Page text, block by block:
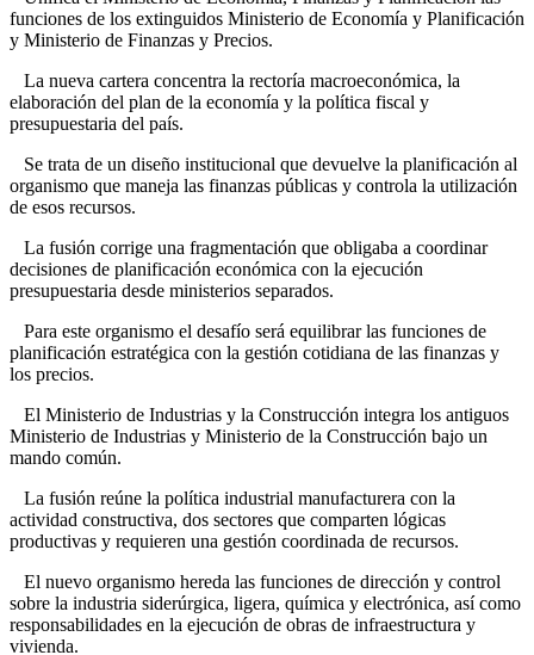
funciones de los extinguidos Ministerio de Economía y Planificación
y Ministerio de Finanzas y Precios.
La nueva cartera concentra la rectoría macroeconómica, la
elaboración del plan de la economía y la política fiscal y
presupuestaria del país.
Se trata de un diseño institucional que devuelve la planificación al
organismo que maneja las finanzas públicas y controla la utilización
de esos recursos.
La fusión corrige una fragmentación que obligaba a coordinar
decisiones de planificación económica con la ejecución
presupuestaria desde ministerios separados.
Para este organismo el desafío será equilibrar las funciones de
planificación estratégica con la gestión cotidiana de las finanzas y
los precios.
El Ministerio de Industrias y la Construcción integra los antiguos
Ministerio de Industrias y Ministerio de la Construcción bajo un
mando común.
La fusión reúne la política industrial manufacturera con la
actividad constructiva, dos sectores que comparten lógicas
productivas y requieren una gestión coordinada de recursos.
El nuevo organismo hereda las funciones de dirección y control
sobre la industria siderúrgica, ligera, química y electrónica, así como
responsabilidades en la ejecución de obras de infraestructura y
vivienda.